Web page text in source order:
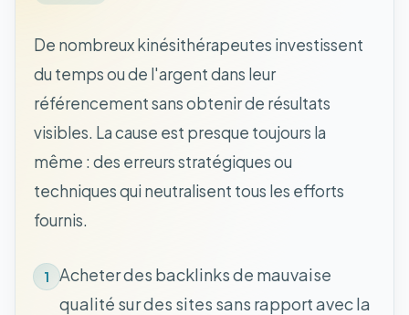
De nombreux kinésithérapeutes investissent
du temps ou de l'argent dans leur
référencement sans obtenir de résultats
visibles. La cause est presque toujours la
même : des erreurs stratégiques ou
techniques qui neutralisent tous les efforts
fournis.
1
Acheter des backlinks de mauvaise
qualité sur des sites sans rapport avec la